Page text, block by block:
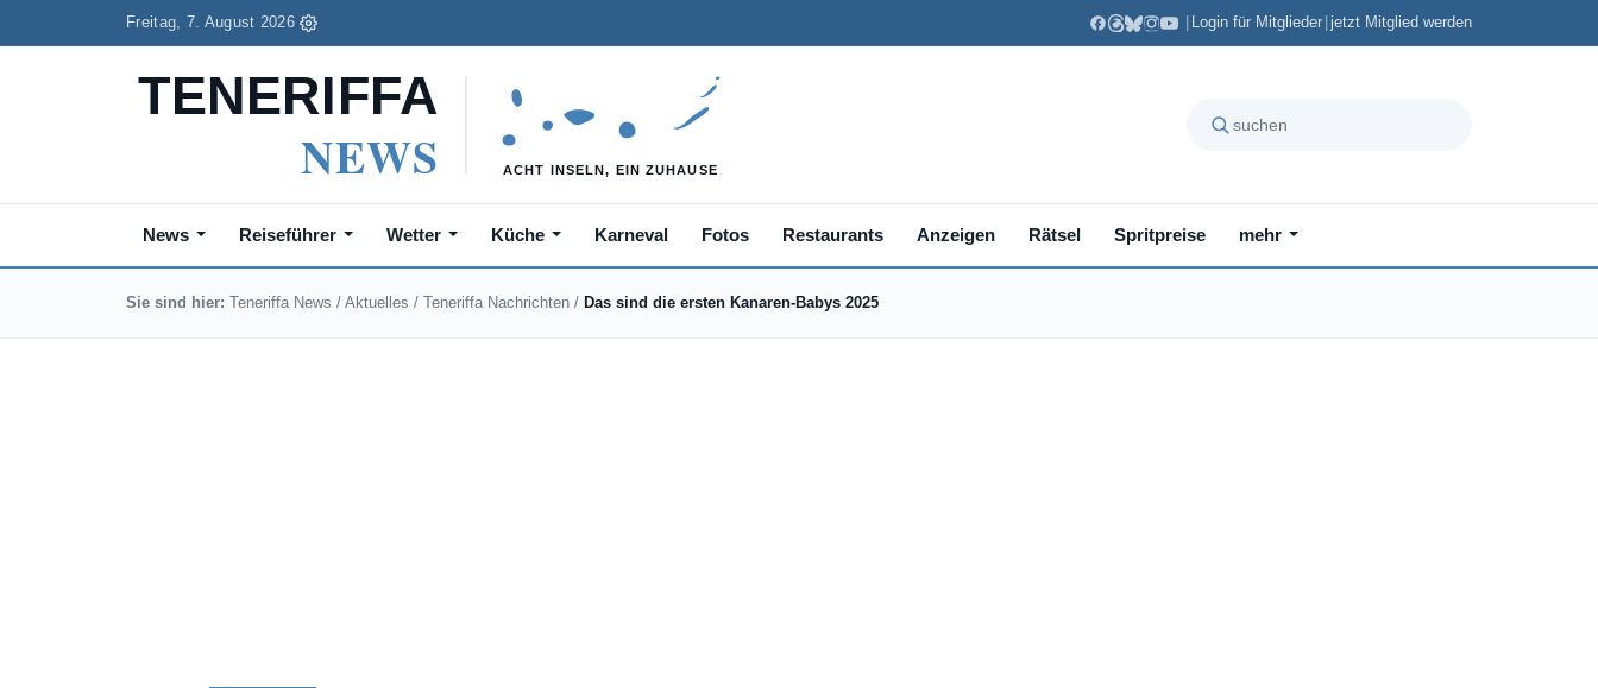
Freitag, 7. August 2026 Login für Mitglieder jetzt Mitglied werden
News Reiseführer Wetter Küche Karneval Fotos Restaurants Anzeigen Rätsel Spritpreise mehr
Sie sind hier: Teneriffa News / Aktuelles / Teneriffa Nachrichten / Das sind die ersten Kanaren-Babys 2025